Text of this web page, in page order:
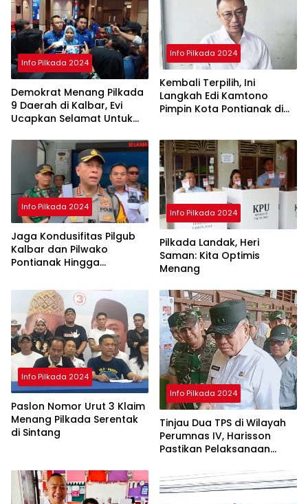
Info Pilkada 2024
Demokrat Menang Pilkada
9 Daerah di Kalbar, Evi
Ucapkan Selamat Untuk
Info Pilkada 2024
Kembali Terpilih, Ini
Langkah Edi Kamtono
Pimpin Kota Pontianak di
Info Pilkada 2024
Jaga Kondusifitas Pilgub
Kalbar dan Pilwako
Pontianak Hingga
Selesai
Info Pilkada 2024
Pilkada Landak, Heri
Saman: Kita Optimis
Menang
Info Pilkada 2024
Paslon Nomor Urut 3 Klaim
Menang Pilkada Serentak
di Sintang
Info Pilkada 2024
Tinjau Dua TPS di Wilayah
Perumnas IV, Harisson
Pastikan Pelaksanaan
Aman